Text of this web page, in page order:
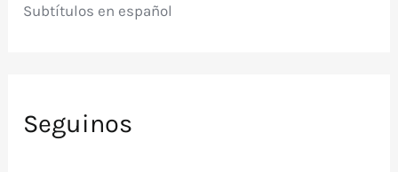
Subtítulos en español
Seguinos